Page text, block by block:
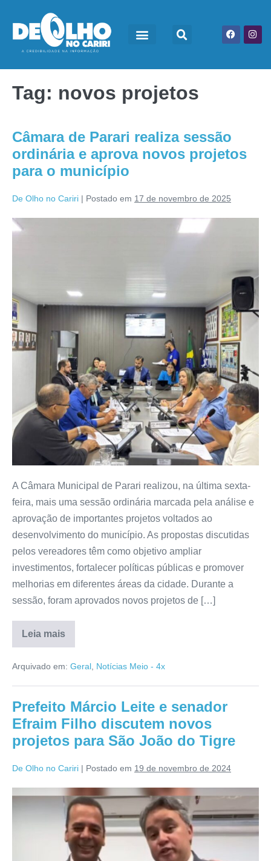
Tag: novos projetos
Câmara de Parari realiza sessão
ordinária e aprova novos projetos
para o município
De Olho no Cariri | Postado em 17 de novembro de 2025
A Câmara Municipal de Parari realizou, na última sexta-
feira, mais uma sessão ordinária marcada pela análise e
aprovação de importantes projetos voltados ao
desenvolvimento do município. As propostas discutidas
pelos vereadores têm como objetivo ampliar
investimentos, fortalecer políticas públicas e promover
melhorias em diferentes áreas da cidade. Durante a
sessão, foram aprovados novos projetos de […]
Leia mais
Arquivado em: Geral Notícias Meio - 4x
Prefeito Márcio Leite e senador
Efraim Filho discutem novos
projetos para São João do Tigre
De Olho no Cariri | Postado em 19 de novembro de 2024